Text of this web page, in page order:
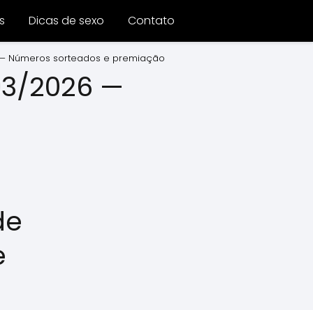
Dicas de sexo Contato
Números sorteados e premiação
2026 —